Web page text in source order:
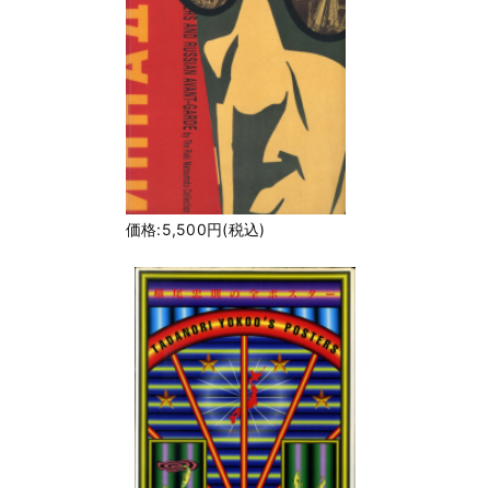
価格:5,500円(税込)